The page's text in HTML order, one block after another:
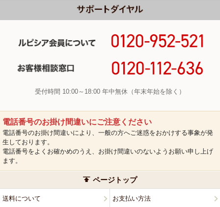
受付時間 10:00～18:00 年中無休（年末年始を除く）
電話番号のお掛け間違いにご注意ください
電話番号のお掛け間違いにより、一般の方へご迷惑をおかけする事象が発
生しております。
電話番号をよくお確かめのうえ、お掛け間違いのないようお願い申し上げ
ます。
ページトップ
送料について お支払い方法